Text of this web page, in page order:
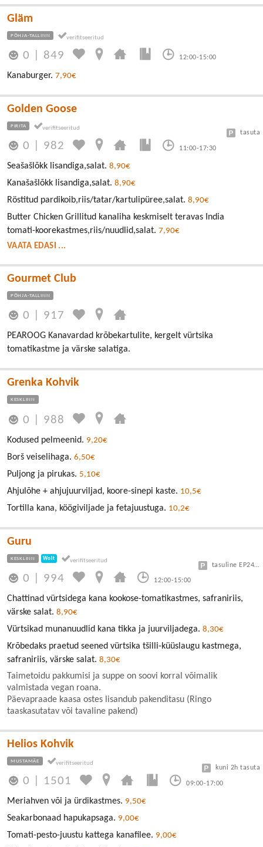
Gläm
PÕHJA-TALLINN
0 849 12:00-15:00
Kanaburger. 7,90€
Golden Goose
PIRITA
0 982 11:00-17:30
tasuta
Seašašlõkk lisandiga,salat. 8,90€
Kanašašlõkk lisandiga,salat. 8,90€
Röstitud pardikoib,riis/tatar/kartulipüree,salat. 8,90€
Butter Chicken Grillitud kanaliha keskmiselt teravas India
tomati-koorekastmes,riis/nuudlid,salat. 7,90€
VAATA EDASI ...
Gourmet Club
PÕHJA-TALLINN
0 917
PEAROOG Kanavardad krõbekartulite, kergelt vürtsika
tomatikastme ja värske salatiga.
Grenka Kohvik
KESKLINN
0 988
Kodused pelmeenid. 9,20€
Borš veiselihaga. 6,50€
Puljong ja pirukas. 5,10€
Ahjulõhe + ahjujuurviljad, koore-sinepi kaste. 10,5€
Tortilla kana, köögiviljade ja fetajuustuga. 10,2€
Guru
KESKLINN Wolt
0 994 12:00-15:00
tasuline EP24 või Vanalinn
Chattinad vürtsidega kana kookose-tomatikastmes, safraniriis,
värske salat. 8,90€
Vürtsikad munanuudlid kana tikka ja juurviljadega. 8,30€
Krõbedaks praetud seened vürtsika tšilli-küüslaugu kastmega,
safraniriis, värske salat. 8,30€
Taimetoidu pakkumisi ja suppe on soovi korral võimalik
valmistada vegan roana.
Päevapraade kaasa ostes lisandub pakenditasu (Ringo
taaskasutatav või tavaline pakend)
Helios Kohvik
MUSTAMÄE
0 1501 09:00-17:00
kuni 2h tasuta
Meriahven või ja ürdikastmes. 9,50€
Seakarbonaad hapukapsaga. 9,00€
Tomati-pesto-juustu kattega kanafilee. 9,00€